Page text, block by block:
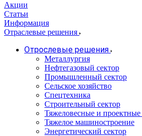
Акции
Статьи
Информация
Отраслевые решения
Отрослевые решения
Металлургия
Нефтегазовый сектор
Промышленный сектор
Сельское хозяйство
Спецтехника
Строительный сектор
Тяжеловесные и проектные
Тяжелое машиностроение
Энергетический сектор